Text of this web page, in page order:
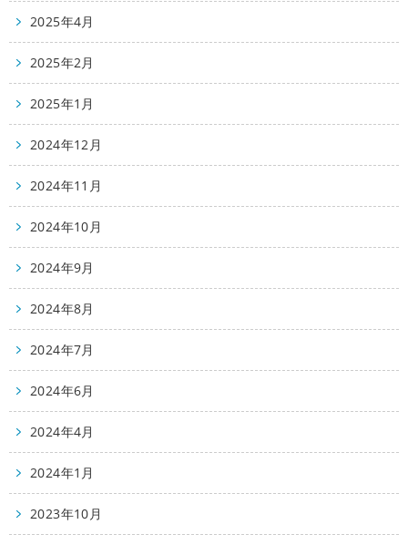
2025年4月
2025年2月
2025年1月
2024年12月
2024年11月
2024年10月
2024年9月
2024年8月
2024年7月
2024年6月
2024年4月
2024年1月
2023年10月